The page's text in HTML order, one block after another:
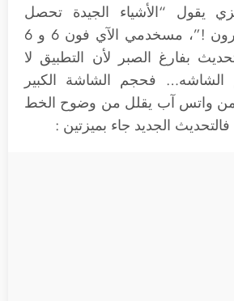
يقول “الأشياء الجيدة تحصل
لأولئك الذين ينتظرون !”، مسخدمي الآي فون 6 و 6
بفارغ الصبر لأن التطبيق لا
فحجم الشاشة الكبير
من واتس آب يقلل من وضوح الخط
فالتحديث الجديد جاء بميزتين :